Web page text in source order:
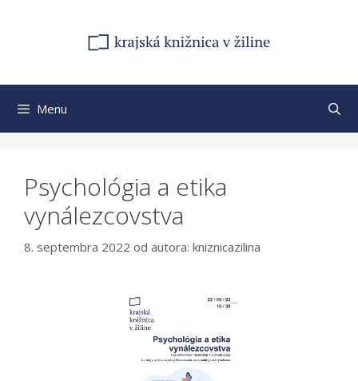
Menu
Psychológia a etika
vynálezcovstva
8. septembra 2022 od autora: kniznicazilina